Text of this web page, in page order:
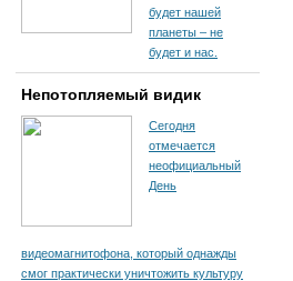
будет нашей
планеты – не
будет и нас.
Непотопляемый видик
Сегодня
отмечается
неофициальный
День
видеомагнитофона, который однажды
смог практически уничтожить культуру